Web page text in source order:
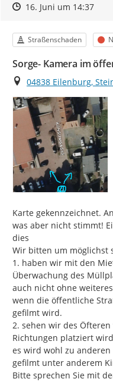
Zeitpunkt des Erstellens
Zeitpunkt des
16. Juni um 14:37Zur
Kategorie
Straßenschaden
Sorge- Kamera im
Ort
04838 Eilenburg,
Karte gekennzeichnet.
was aber nicht stimmt!
dies
Wir bitten um möglichst
1. haben wir mit den
Überwachung des
auch nicht ohne
wenn die öffentliche
gefilmt wird.
2. sehen wir des
Richtungen platziert
es wird wohl zu
gefilmt unter anderem
Bitte sprechen Sie mit